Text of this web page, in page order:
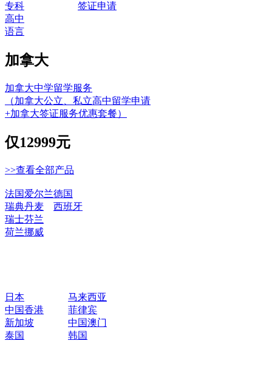
专科
签证申请
高中
语言
加拿大
加拿大中学留学服务
（加拿大公立、私立高中留学申请
+加拿大签证服务优惠套餐）
仅12999元
>>查看全部产品
法国爱尔兰德国
瑞典丹麦
西班牙
瑞士芬兰
荷兰挪威
日本
马来西亚
中国香港
菲律宾
新加坡
中国澳门
泰国
韩国